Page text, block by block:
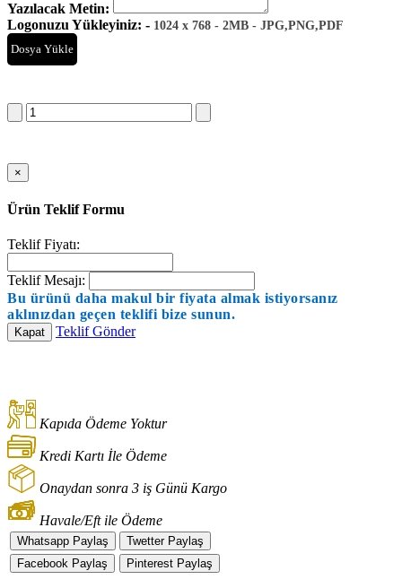
Yazılacak Metin:
Logonuzu Yükleyiniz: - 1024 x 768 - 2MB - JPG,PNG,PDF
Dosya Yükle
×
Ürün Teklif Formu
Teklif Fiyatı:
Teklif Mesajı:
Bu ürünü daha makul bir fiyata almak istiyorsanız
aklınızdan geçen teklifi bize sunun.
Kapat Teklif Gönder
Kapıda Ödeme Yoktur
Kredi Kartı İle Ödeme
Onaydan sonra 3 iş Günü Kargo
Havale/Eft ile Ödeme
Whatsapp Paylaş
Twetter Paylaş
Facebook Paylaş
Pinterest Paylaş